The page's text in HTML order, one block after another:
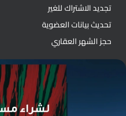
تجديد الاشتراك للغير
تحديث بيانات العضوية
حجز الشهر العقاري